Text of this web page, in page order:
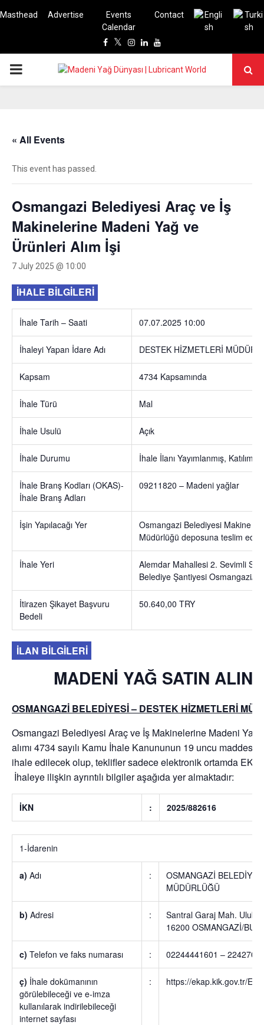
Masthead Advertise
Events
Calendar
Contact
Facebook
Twitter
Instagram
LinkedinYoutube
PRIMARY
« All Events
This event has passed.
Osmangazi Belediyesi Araç ve İş
Makinelerine Madeni Yağ ve
Ürünleri Alım İşi
7 July 2025 @ 10:00
İHALE BİLGİLERİ
İhale Tarih – Saati 07.07.2025 10:00
İhaleyi Yapan İdare Adı DESTEK HİZMETLERİ
Kapsam 4734 Kapsamında
İhale Türü Mal
İhale Usulü Açık
İhale Durumu İhale İlanı Yayımlanmış, Katılıma
İhale Branş Kodları (OKAS)-
İhale Branş Adları
09211820 – Madeni yağlar
İşin Yapılacağı Yer
Osmangazi Belediyesi Makine
Müdürlüğü deposuna teslim
İhale Yeri
Alemdar Mahallesi 2. Sevimli
Belediye Şantiyesi Osmangazi/
İtirazen Şikayet Başvuru
Bedeli
50.640,00 TRY
İLAN BİLGİLERİ
MADENİ YAĞ SATIN
OSMANGAZİ BELEDİYESİ – DESTEK HİZMETLERİ
Osmangazi Belediyesi Araç ve İş Makinelerine Madeni Yağ
alımı 4734 sayılı Kamu İhale Kanununun 19 uncu
ihale edilecek olup, teklifler sadece elektronik ortamda
İhaleye ilişkin ayrıntılı bilgiler aşağıda yer almaktadır:
İKN : 2025/882616
1-İdarenin
a) Adı :
OSMANGAZİ
MÜDÜRLÜĞÜ
b) Adresi :
Santral Garaj Mah.
16200 OSMANGAZİ/
c) Telefon ve faks numarası : 02244441601 –
ç) İhale dokümanının
görülebileceği ve e-imza
kullanılarak indirilebileceği
internet sayfası
: https://ekap.kik.gov.tr/